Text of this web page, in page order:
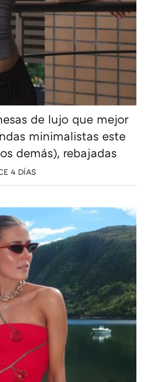
de lujo que mejor
minimalistas este
demás), rebajadas
4 DÍAS